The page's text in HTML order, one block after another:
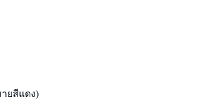
ยสีแดง)